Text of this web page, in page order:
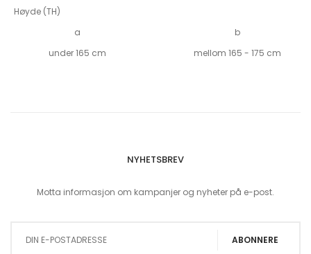
Høyde (TH)
a
b
under 165 cm
mellom 165 - 175 cm
NYHETSBREV
Motta informasjon om kampanjer og nyheter på e-post.
ABONNERE